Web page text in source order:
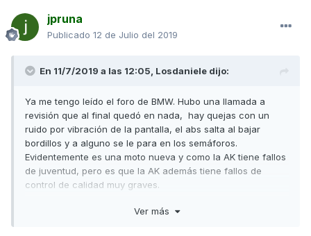
jpruna
Publicado 12 de Julio del 2019
En 11/7/2019 a las 12:05, Losdaniele dijo:
Ya me tengo leído el foro de BMW. Hubo una llamada a
revisión que al final quedó en nada, hay quejas con un
ruido por vibración de la pantalla, el abs salta al bajar
bordillos y a alguno se le para en los semáforos.
Evidentemente es una moto nueva y como la AK tiene fallos
de juventud, pero es que la AK además tiene fallos de
control de calidad muy graves.
Por cierto, lo de BMW sí es un sistema Keyless en
Ver más